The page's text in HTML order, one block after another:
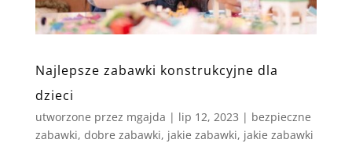
Najlepsze zabawki konstrukcyjne dla
dzieci
utworzone przez mgajda | lip 12, 2023 | bezpieczne
zabawki, dobre zabawki, jakie zabawki, jakie zabawki